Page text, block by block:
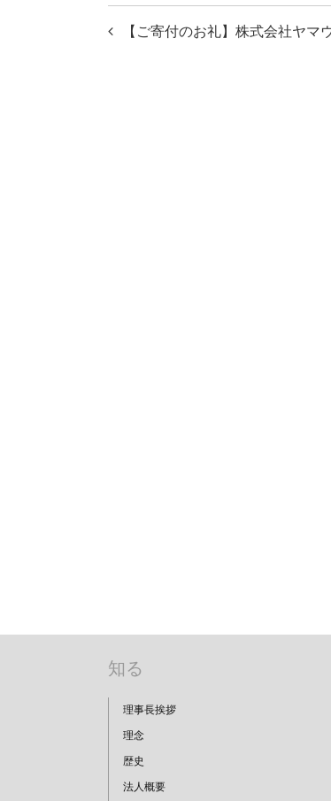
【ご寄付のお礼】株式会社ヤマ
知る
理事長挨拶
理念
歴史
法人概要